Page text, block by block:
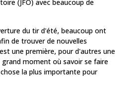
(JFO) avec beaucoup de
du tir d'été, beaucoup ont
de trouver de nouvelles
une première, pour d'autres une
moment où savoir se faire
la plus importante pour